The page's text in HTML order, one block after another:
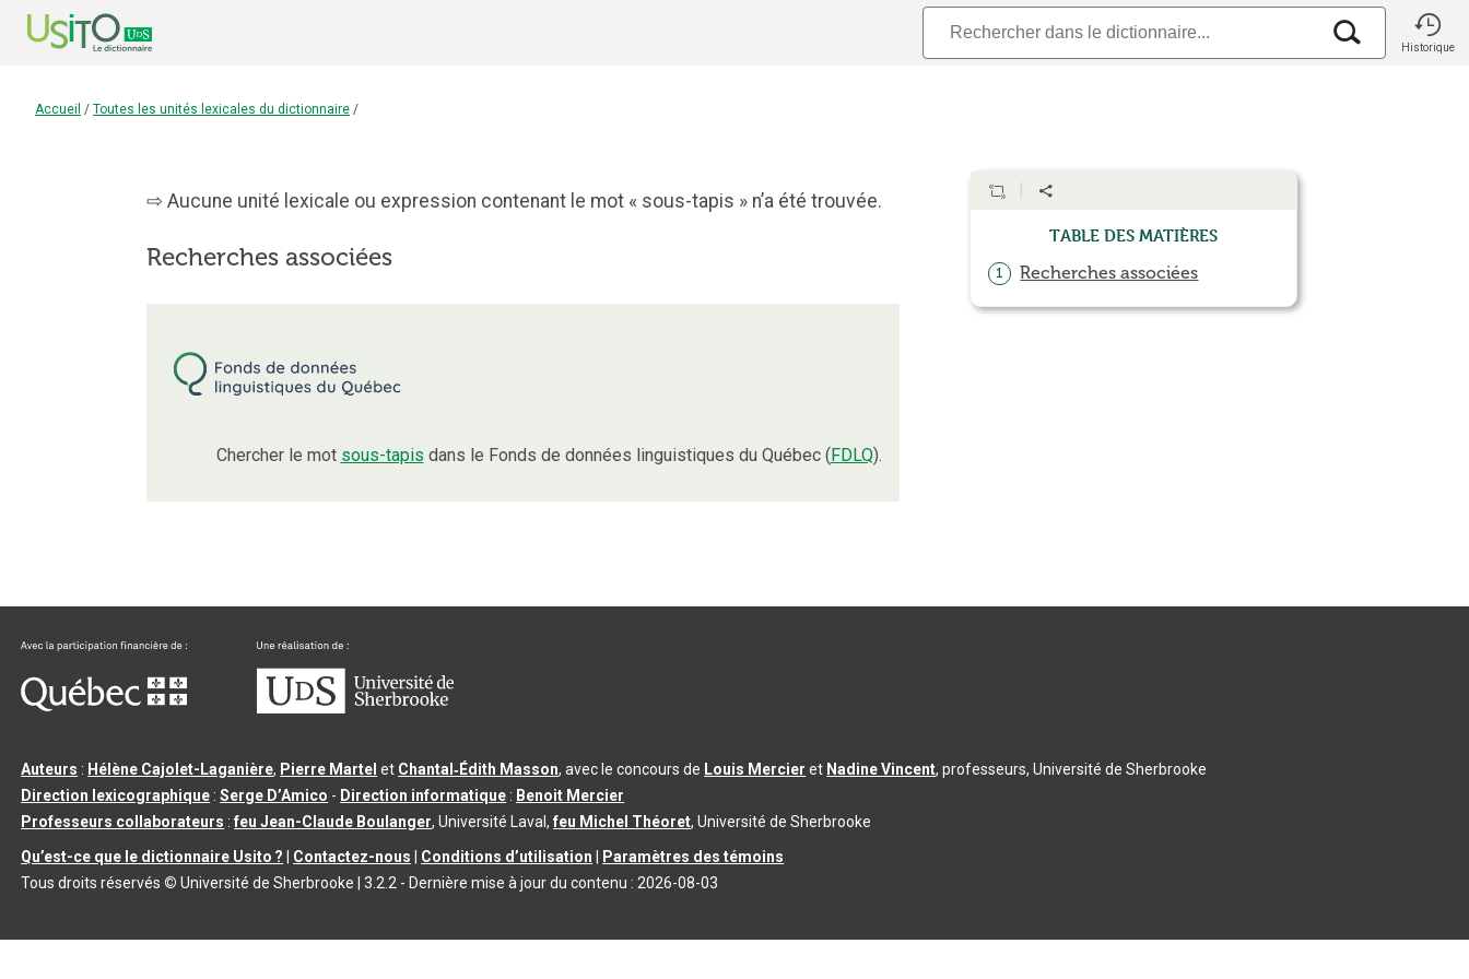
Historique
Accueil / Toutes les unités lexicales du dictionnaire /
Aucune unité lexicale ou expression contenant le mot « sous-tapis » n’a été trouvée.
Recherches associées
Chercher le mot sous-tapis dans le Fonds de données linguistiques du Québec (FDLQ).
Table des matières
1 Recherches associées
Auteurs : Hélène Cajolet-Laganière, Pierre Martel et Chantal‑Édith Masson, avec le concours de Louis Mercier et Nadine Vincent, professeurs, Université de Sherbrooke
Direction lexicographique :Serge D’Amico - Direction informatique : Benoit Mercier
Professeurs collaborateurs :feu Jean-Claude Boulanger, Université Laval,feu Michel Théoret, Université de Sherbrooke
Qu’est-ce que le dictionnaire Usito ?
Contactez-nous Conditions d’utilisation
Paramètres des témoins
Tous droits réservés © Université de Sherbrooke |3.2.2 - Dernière mise à jour du contenu : 2026-08-03